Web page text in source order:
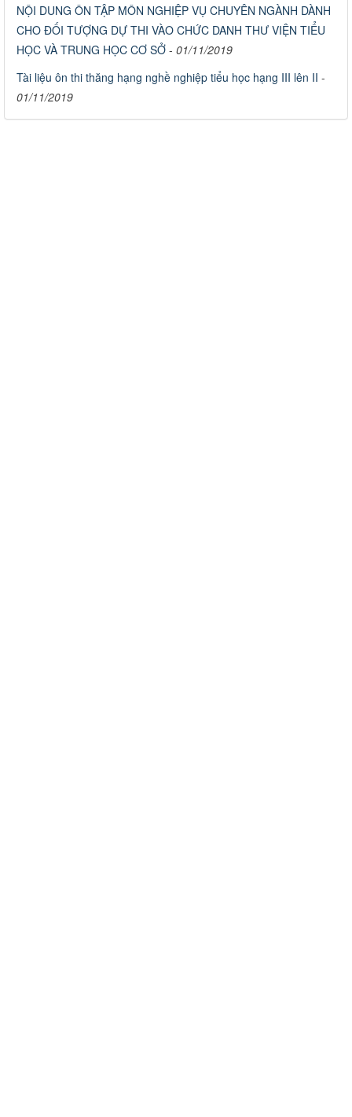
NỘI DUNG ÔN TẬP MÔN NGHIỆP VỤ CHUYÊN NGÀNH DÀNH
CHO ĐỐI TƯỢNG DỰ THI VÀO CHỨC DANH THƯ VIỆN TIỂU
HỌC VÀ TRUNG HỌC CƠ SỞ - 01/11/2019
Tài liệu ôn thi thăng hạng nghề nghiệp tiểu học hạng III lên II -
01/11/2019